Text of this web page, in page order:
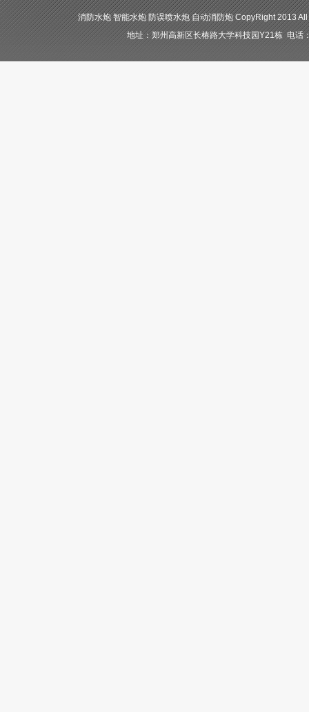
消防水炮 智能水炮 防误喷水炮 自动消防炮 CopyRight 2013
地址：郑州高新区长椿路大学科技园Y21栋 电